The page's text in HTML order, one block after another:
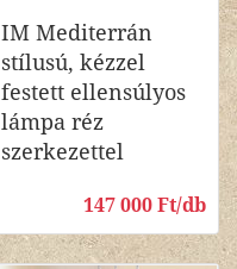
IM Mediterrán
stílusú, kézzel
festett ellensúlyos
lámpa réz
szerkezettel
147 000 Ft/db